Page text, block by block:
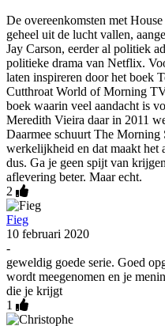
De overeenkomsten met
geheel uit de lucht vallen,
Jay Carson, eerder al politiek
politieke drama van Netflix.
laten inspireren door het boek
Cutthroat World of Morning
boek waarin veel aandacht is
Meredith Vieira daar in 2011
Daarmee schuurt The Morning
werkelijkheid en dat maakt het
dus. Ga je geen spijt van
aflevering beter. Maar echt.
2
Fieg
10 februari 2020
-
geweldig goede serie. Goed
wordt meegenomen en je
die je krijgt
1